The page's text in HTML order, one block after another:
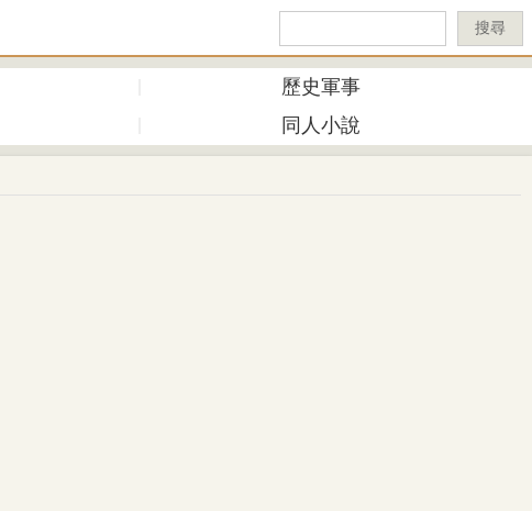
搜尋
歷史軍事
同人小說